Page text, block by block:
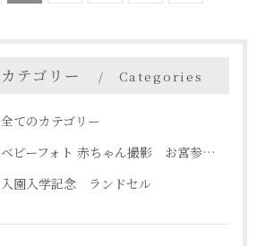
カテゴリー Categories
全てのカテゴリー
ベビーフォト 赤ちゃん撮影 お宮参り 名古屋 天白区
入園入学記念 ランドセル